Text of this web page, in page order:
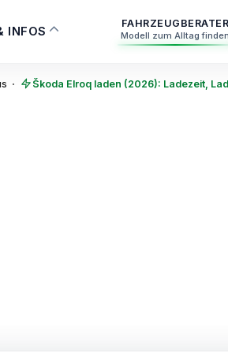
INFOS
FAHRZEUGBERATER
Modell zum Alltag finden
· Škoda Elroq laden (2026): Ladezeit,